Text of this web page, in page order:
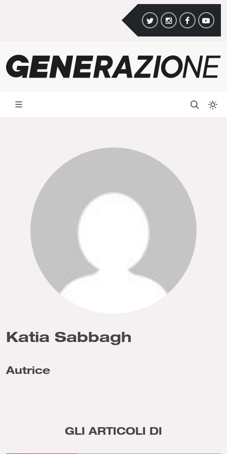
Katia Sabbagh
Autrice
GLI ARTICOLI DI